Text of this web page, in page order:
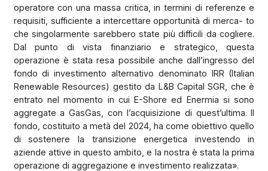
operatore con una massa critica, in termini di referenze e
requisiti, sufficiente a intercettare opportunità di merca- to
che singolarmente sarebbero state più difficili da cogliere.
Dal punto di vista finanziario e strategico, questa
operazione è stata resa possibile anche dall’ingresso del
fondo di investimento alternativo denominato IRR (Italian
Renewable Resources) gestito da L&B Capital SGR, che è
entrato nel momento in cui E-Shore ed Enermia si sono
aggregate a GasGas, con l’acquisizione di quest’ultima. Il
fondo, costituito a metà del 2024, ha come obiettivo quello
di sostenere la transizione energetica investendo in
aziende attive in questo ambito, e la nostra è stata la prima
operazione di aggregazione e investimento realizzata».